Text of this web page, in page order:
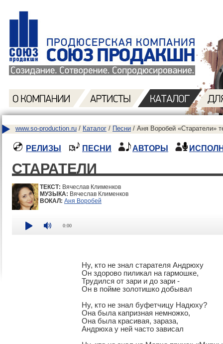
www.so-production.ru / Каталог / Песни / Аня Воробей «Старатели»
РЕЛИЗЫ ПЕСНИ АВТОРЫ
СТАРАТЕЛИ
ТЕКСТ: Вячеслав Клименков
МУЗЫКА: Вячеслав Клименков
ВОКАЛ: Аня Воробей
0:00
Ну, кто не знал старателя Андрюху
Он здорово пиликал на гармошке,
Трудился от зари и до зари -
Он в пойме золотишко добывал
Ну, кто не знал буфетчицу Надюху?
Она была капризная немножко,
Она была красивая, зараза,
Андрюха у ней часто зависал